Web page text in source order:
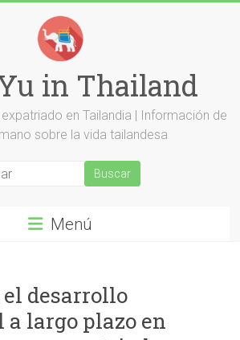
in Thailand
en Tailandia | Información de
sobre la vida tailandesa
Menú
desarrollo
largo plazo en